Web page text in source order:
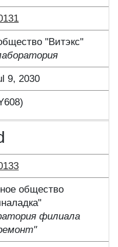
"Витэкс"
9, 2030
общество
филиала